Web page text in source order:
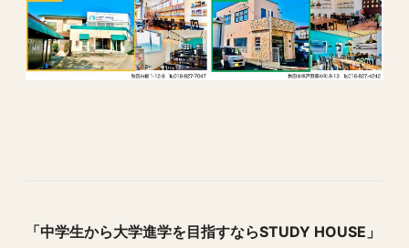
「中学生から大学進学を目指すならSTUDY HOUSE」